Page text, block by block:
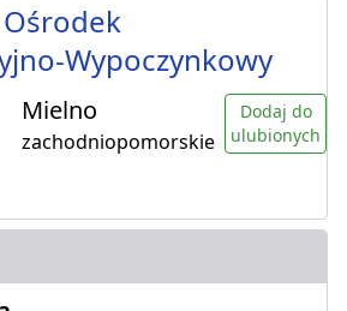
Ośrodek
Wypoczynkowy
Mielno
zachodniopomorskie
Dodaj do
ulubionych